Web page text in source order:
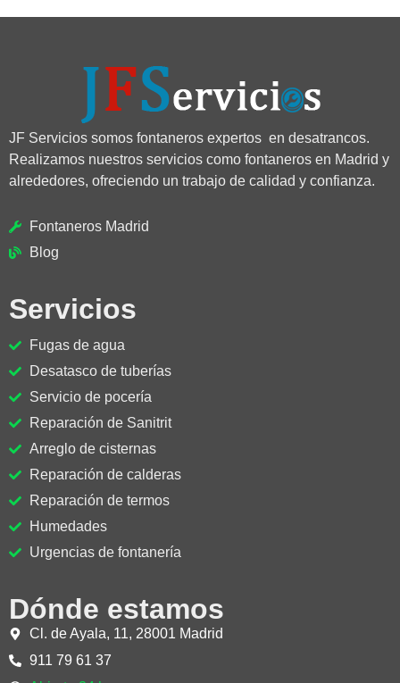
JF Servicios somos fontaneros expertos en desatrancos.
Realizamos nuestros servicios como fontaneros en Madrid y
alrededores, ofreciendo un trabajo de calidad y confianza.
Fontaneros Madrid
Blog
Servicios
Fugas de agua
Desatasco de tuberías
Servicio de pocería
Reparación de Sanitrit
Arreglo de cisternas
Reparación de calderas
Reparación de termos
Humedades
Urgencias de fontanería
Dónde estamos
Cl. de Ayala, 11, 28001 Madrid
911 79 61 37